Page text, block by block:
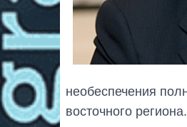
необеспечения
восточного региона.